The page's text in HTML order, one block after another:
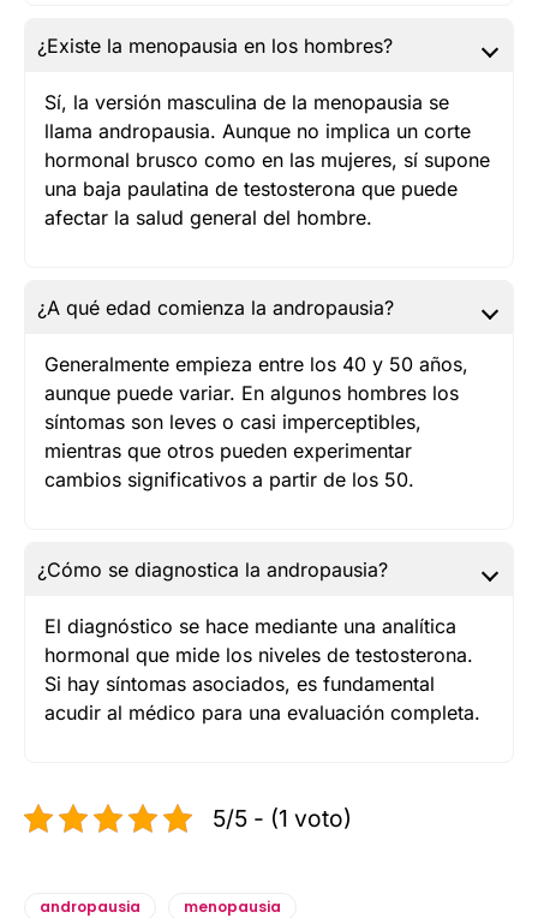
¿Existe la menopausia en los hombres?
Sí, la versión masculina de la menopausia se
llama andropausia. Aunque no implica un corte
hormonal brusco como en las mujeres, sí supone
una baja paulatina de testosterona que puede
afectar la salud general del hombre.
¿A qué edad comienza la andropausia?
Generalmente empieza entre los 40 y 50 años,
aunque puede variar. En algunos hombres los
síntomas son leves o casi imperceptibles,
mientras que otros pueden experimentar
cambios significativos a partir de los 50.
¿Cómo se diagnostica la andropausia?
El diagnóstico se hace mediante una analítica
hormonal que mide los niveles de testosterona.
Si hay síntomas asociados, es fundamental
acudir al médico para una evaluación completa.
5/5 - (1 voto)
andropausia menopausia